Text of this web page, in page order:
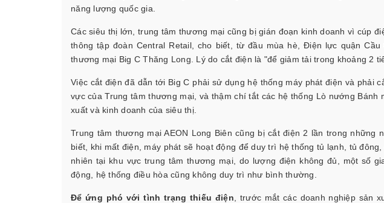
năng lượng quốc gia.
Các siêu thị lớn, trung tâm thương mại cũng bị gián đoạn kinh doanh vì cúp
thông tập đoàn Central Retail, cho biết, từ đầu mùa hè, Điện lực quận
thương mại Big C Thăng Long. Lý do cắt điện là "để giảm tải trong khoảng 2
Việc cắt điện đã dẫn tới Big C phải sử dụng hệ thống máy phát điện và phải
vực của Trung tâm thương mại, và thậm chí tắt các hệ thống Lò nướng
xuất và kinh doanh của siêu thị.
Trung tâm thương mại AEON Long Biên cũng bị cắt điện 2 lần trong những
biết, khi mất điện, máy phát sẽ hoạt động để duy trì hệ thống tủ lạnh, tủ
nhiên tại khu vực trung tâm thương mại, do lượng điện không đủ, một số
động, hệ thống điều hòa cũng không duy trì như bình thường.
Để ứng phó với tình trạng thiếu điện , trước mắt các doanh nghiệp sản